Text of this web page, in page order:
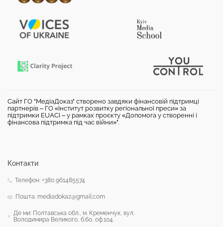
Сайт ГО "МедіаДоказ" створено завдяки фінансовій підтримці
партнерів – ГО «Інститут розвитку регіональної преси» за
підтримки EUACI – у рамках проєкту «Допомога у створенні і
фінансова підтримка під час війни»".
Контакти
Телефон: +380 961485574
Пошта: mediadokaz@gmail.com
Де ми: Полтавська обл., м. Кременчук, вул.
Володимира Великого, б.60, оф.104.